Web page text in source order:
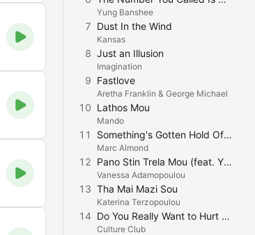
Yung Banshee
7 Dust In the Wind
Kansas
8 Just an Illusion
Imagination
9 Fastlove
Aretha Franklin & George Michael
10 Lathos Mou
Mando
11 Something's Gotten Hold Of My Heart
Marc Almond
12 Pano Stin Trela Mou (feat. Yiota 7)
Vanessa Adamopoulou
13 Tha Mai Mazi Sou
Katerina Terzopoulou
14 Do You Really Want to Hurt Me
Culture Club